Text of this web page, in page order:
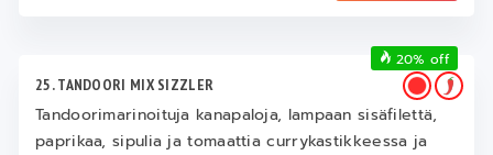
25. TANDOORI MIX SIZZLER
Tandoorimarinoituja kanapaloja, lampaan sisäfilettä,
paprikaa, sipulia ja tomaattia currykastikkeessa ja
20% off